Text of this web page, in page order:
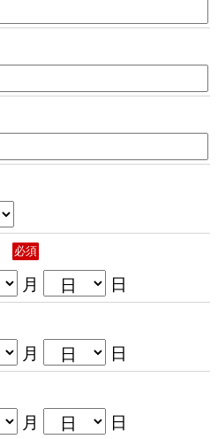
必須
月
日
月
日
月
日